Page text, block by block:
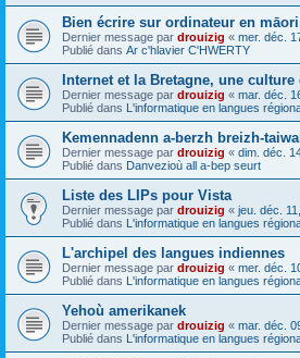
Bien écrire sur ordinateur en
Dernier message par drouizig « mer. déc.
Publié dans Ar c'hlavier C'HWERTY
Internet et la Bretagne, une culture
Dernier message par drouizig « mar. déc.
Publié dans L'informatique en langues
Kemennadenn a-berzh breizh-
Dernier message par drouizig « dim. déc.
Publié dans Danvezioù all a-bep seurt
Liste des LIPs pour Vista
Dernier message par drouizig « jeu. déc.
Publié dans L'informatique en langues
L'archipel des langues indiennes
Dernier message par drouizig « mer. déc.
Publié dans L'informatique en langues
Yehoù amerikanek
Dernier message par drouizig « mar. déc.
Publié dans L'informatique en langues